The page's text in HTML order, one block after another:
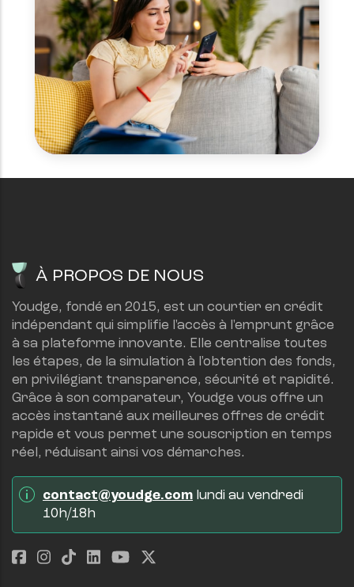
À PROPOS DE NOUS
Youdge, fondé en 2015, est un courtier en crédit
indépendant qui simplifie l'accès à l'emprunt grâce
à sa plateforme innovante. Elle centralise toutes
les étapes, de la simulation à l'obtention des fonds,
en privilégiant transparence, sécurité et rapidité.
Grâce à son comparateur, Youdge vous offre un
accès instantané aux meilleures offres de crédit
rapide et vous permet une souscription en temps
réel, réduisant ainsi vos démarches.
contact@youdge.com lundi au vendredi
10h/18h